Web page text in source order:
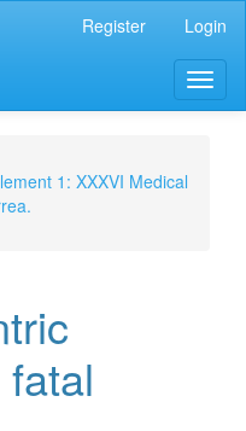
Register Login
1: XXXVI Medical